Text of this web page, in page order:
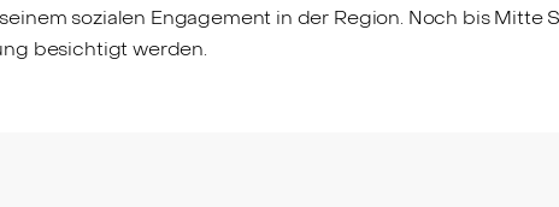
sozialen Engagement in der Region. Noch bis Mitte
besichtigt werden.